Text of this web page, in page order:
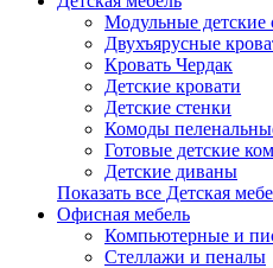
Модульные детские
Двухъярусные
Кровать Чердак
Детские кровати
Детские стенки
Комоды
Готовые детские
Детские диваны
Показать все Детская
Офисная мебель
Компьютерные и
Стеллажи и пеналы